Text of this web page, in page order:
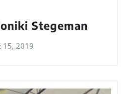
Stegeman
15, 2019